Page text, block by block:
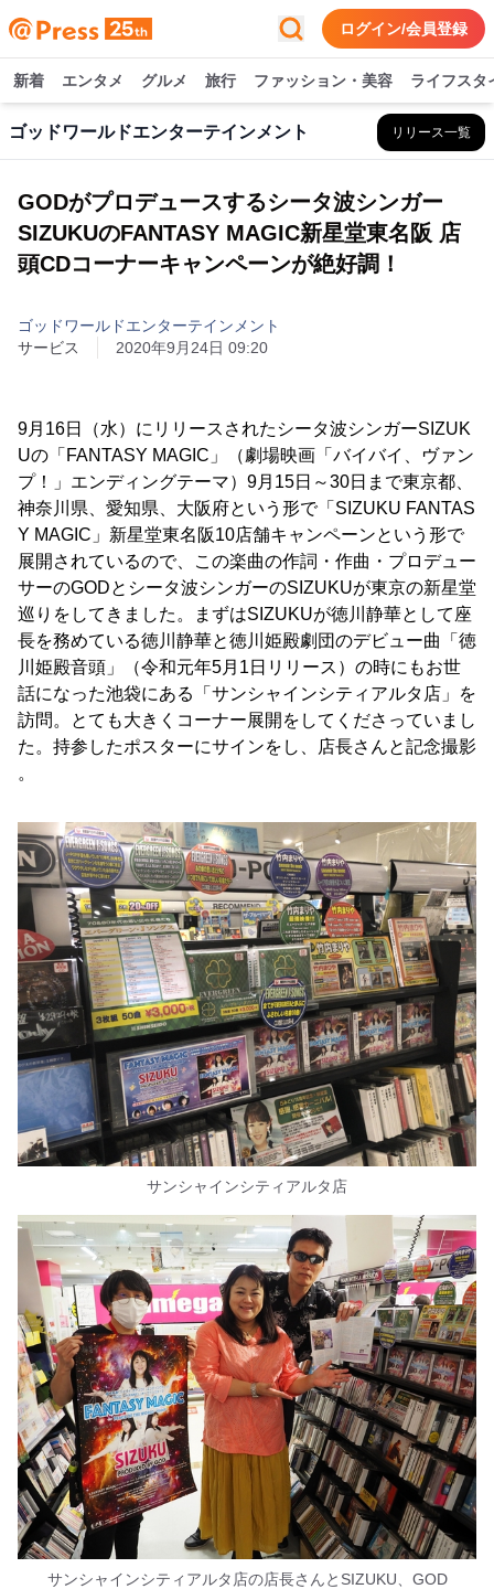
ログイン/会員登録
新着 エンタメ グルメ 旅行 ファッション・美容 ライフスタ
ゴッドワールドエンターテインメント リリース一覧
GODがプロデュースするシータ波シンガー
SIZUKUのFANTASY MAGIC新星堂東名阪 店
頭CDコーナーキャンペーンが絶好調！
ゴッドワールドエンターテインメント
サービス
2020年9月24日 09:20
9月16日（水）にリリースされたシータ波シンガーSIZUK
Uの「FANTASY MAGIC」（劇場映画「バイバイ、ヴァン
プ！」エンディングテーマ）9月15日～30日まで東京都、
神奈川県、愛知県、大阪府という形で「SIZUKU FANTAS
Y MAGIC」新星堂東名阪10店舗キャンペーンという形で
展開されているので、この楽曲の作詞・作曲・プロデュー
サーのGODとシータ波シンガーのSIZUKUが東京の新星堂
巡りをしてきました。まずはSIZUKUが徳川静華として座
長を務めている徳川静華と徳川姫殿劇団のデビュー曲「徳
川姫殿音頭」（令和元年5月1日リリース）の時にもお世
話になった池袋にある「サンシャインシティアルタ店」を
訪問。とても大きくコーナー展開をしてくださっていまし
た。持参したポスターにサインをし、店長さんと記念撮影
。
サンシャインシティアルタ店
サンシャインシティアルタ店の店長さんとSIZUKU、GOD